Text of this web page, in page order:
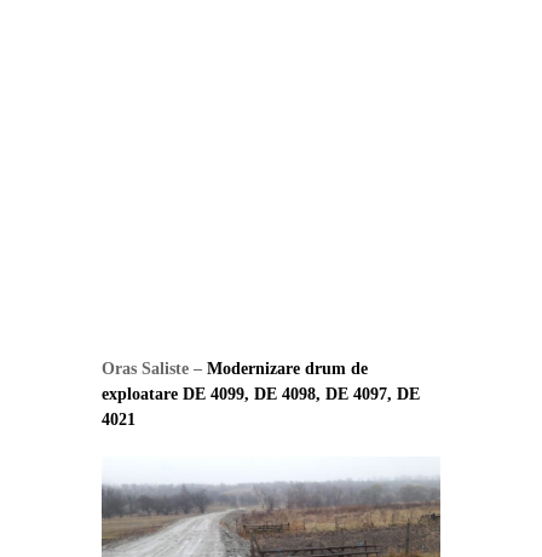
Oras Saliste – Modernizare drum de
exploatare DE 4099, DE 4098, DE 4097, DE
4021